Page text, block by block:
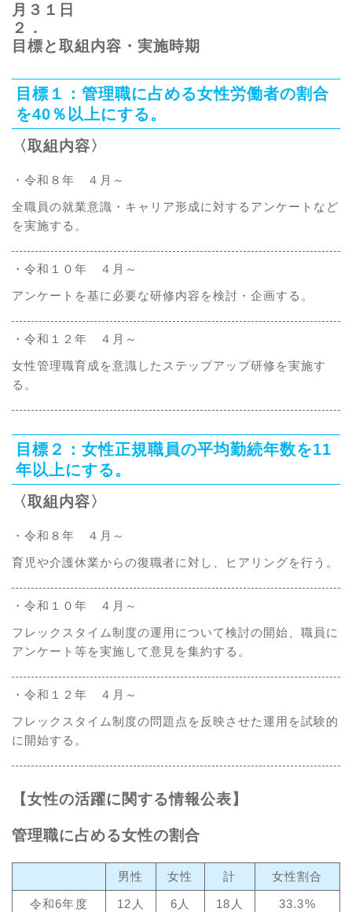
月３１日
２．
目標と取組内容・実施時期
目標１：管理職に占める女性労働者の割合
を40％以上にする。
〈取組内容〉
・令和８年 ４月～
全職員の就業意識・キャリア形成に対するアンケートなど
を実施する。
・令和１０年 ４月～
アンケートを基に必要な研修内容を検討・企画する。
・令和１２年 ４月～
女性管理職育成を意識したステップアップ研修を実施す
る。
目標２：女性正規職員の平均勤続年数を11
年以上にする。
〈取組内容〉
・令和８年 ４月～
育児や介護休業からの復職者に対し、ヒアリングを行う。
・令和１０年 ４月～
フレックスタイム制度の運用について検討の開始、職員に
アンケート等を実施して意見を集約する。
・令和１２年 ４月～
フレックスタイム制度の問題点を反映させた運用を試験的
に開始する。
【女性の活躍に関する情報公表】
管理職に占める女性の割合
男性 女性 計 女性割合
令和6年度 12人 6人 18人 33.3%